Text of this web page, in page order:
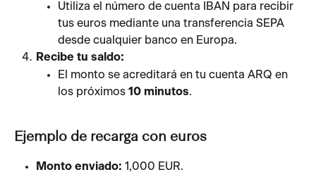
Utiliza el número de cuenta IBAN para recibir
tus euros mediante una transferencia SEPA
desde cualquier banco en Europa.
Recibe tu saldo:
El monto se acreditará en tu cuenta ARQ en
los próximos 10 minutos.
Ejemplo de recarga con euros
Monto enviado: 1,000 EUR.